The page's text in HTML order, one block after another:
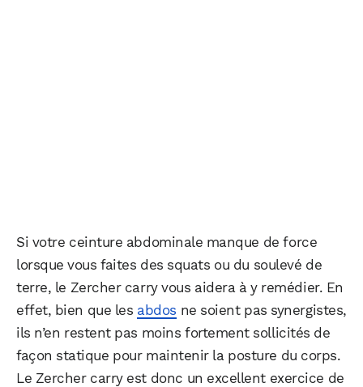
Si votre ceinture abdominale manque de force
lorsque vous faites des squats ou du soulevé de
terre, le Zercher carry vous aidera à y remédier. En
effet, bien que les abdos ne soient pas synergistes,
ils n’en restent pas moins fortement sollicités de
façon statique pour maintenir la posture du corps.
Le Zercher carry est donc un excellent exercice de